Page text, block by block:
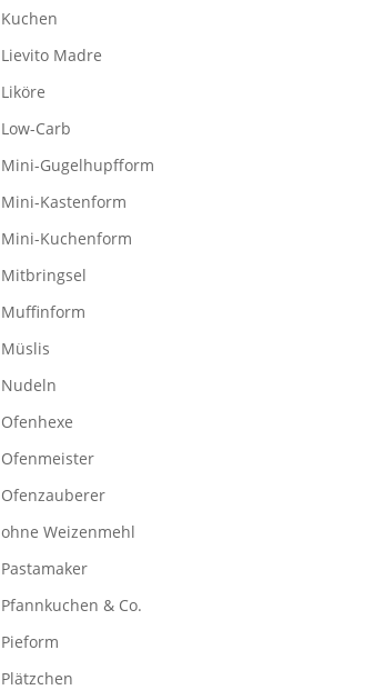
Kuchen
Lievito Madre
Liköre
Low-Carb
Mini-Gugelhupfform
Mini-Kastenform
Mini-Kuchenform
Mitbringsel
Muffinform
Müslis
Nudeln
Ofenhexe
Ofenmeister
Ofenzauberer
ohne Weizenmehl
Pastamaker
Pfannkuchen & Co.
Pieform
Plätzchen